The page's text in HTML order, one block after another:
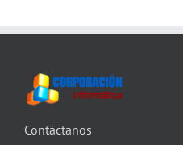
Contáctanos